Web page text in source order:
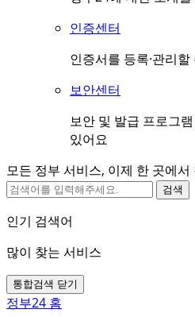
인증센터
인증서를 등록·관리할
보안센터
보안 및 발급 프로그
있어요
모든 정부 서비스, 이제 한 곳에서
검색
인기 검색어
많이 찾는 서비스
통합검색 닫기
정부24 홈